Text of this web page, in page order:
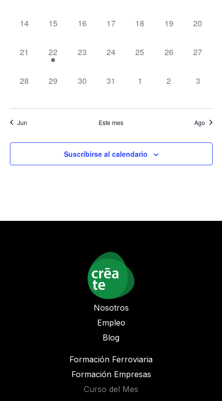
de
0 eventos,
14 0 eventos,
15 0 eventos,
16 0 eventos,
17 0 eventos,
18 0 eventos,
19 0
20
0 eventos,
21 1 evento,
22 0 eventos,
23 0 eventos,
24 0 eventos,
25 0 eventos,
26 0
27
0 eventos,
28 0 eventos,
29 0 eventos,
30 0 eventos,
31 0 eventos,
1 0 eventos,
2 0
3
Jun Este mes Ago
Suscribirse al calendario
Nosotros
Empleo
Blog
Formación Ferroviaria
Formación Empresas
Curso del Mes